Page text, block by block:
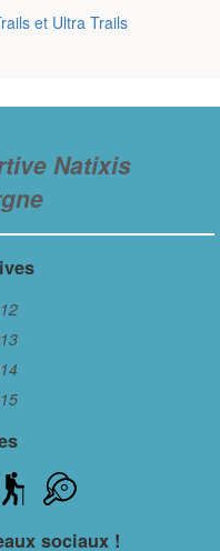
et Ultra Trails
Natixis
sociaux !